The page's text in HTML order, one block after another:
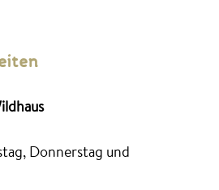
Donnerstag und